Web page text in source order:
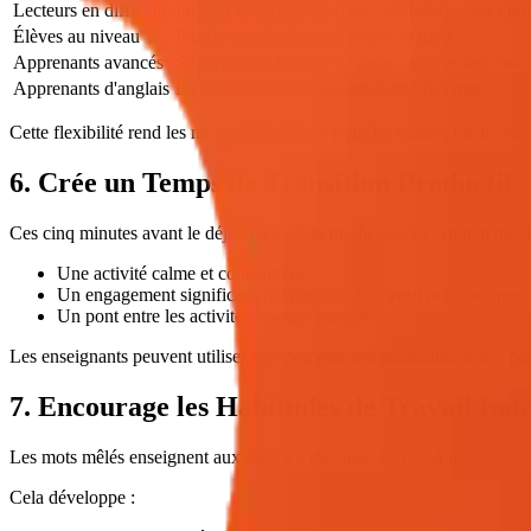
Lecteurs en difficulté
Élèves au niveau
Apprenants avancés
Apprenants d'anglais Inclure des indices visuels à côté des mots
Cette flexibilité rend les mots mêlés idéaux pour les classes inclusives.
6. Crée un Temps de Transition Productif
Ces cinq minutes avant le déjeuner ou à la fin du cours ? Au lieu du
Une activité calme et concentrée
Un engagement significatif (pas juste « du travail pour occuper
Un pont entre les activités à haute énergie
Les enseignants peuvent utiliser ces moments
7. Encourage les Habitudes de Travail
Les mots mêlés enseignent aux élèves à travailler de façon
Cela développe :